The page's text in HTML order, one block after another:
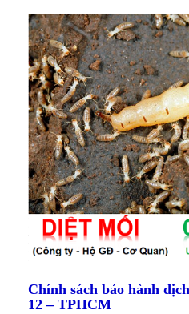
Chính sách bảo hành
12 – TPHCM